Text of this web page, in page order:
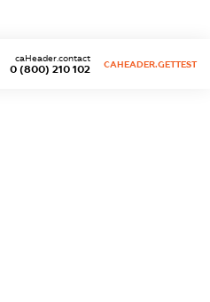
0 (800) 210 102
caHeader.contact
CAHEADER.GETTEST